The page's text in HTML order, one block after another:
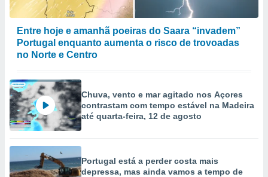
Entre hoje e amanhã poeiras do Saara “invadem”
Portugal enquanto aumenta o risco de trovoadas
no Norte e Centro
Chuva, vento e mar agitado nos Açores
contrastam com tempo estável na Madeira
até quarta-feira, 12 de agosto
Portugal está a perder costa mais
depressa, mas ainda vamos a tempo de